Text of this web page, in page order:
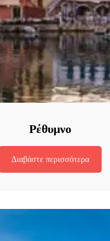
Ρέθυμνο
Διαβάστε περισσότερα